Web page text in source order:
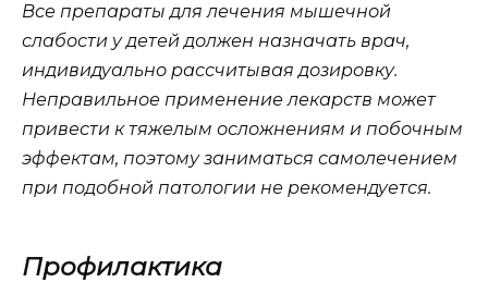
Все препараты для лечения мышечной
слабости у детей должен назначать врач,
индивидуально рассчитывая дозировку.
Неправильное применение лекарств может
привести к тяжелым осложнениям и побочным
эффектам, поэтому заниматься самолечением
при подобной патологии не рекомендуется.
Профилактика